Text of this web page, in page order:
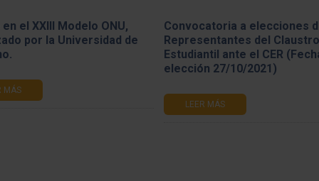
el XXIII Modelo ONU,
por la Universidad de
MÁS
Convocatoria a elecciones
Representantes del
Estudiantil ante el CER
elección 27/10/2021)
LEER MÁS